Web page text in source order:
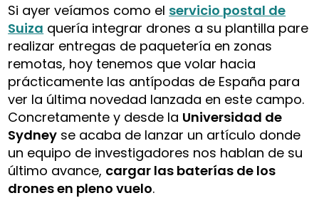
Si ayer veíamos como el servicio postal de
Suiza quería integrar drones a su plantilla pare
realizar entregas de paquetería en zonas
remotas, hoy tenemos que volar hacia
prácticamente las antípodas de España para
ver la última novedad lanzada en este campo.
Concretamente y desde la Universidad de
Sydney se acaba de lanzar un artículo donde
un equipo de investigadores nos hablan de su
último avance, cargar las baterías de los
drones en pleno vuelo.